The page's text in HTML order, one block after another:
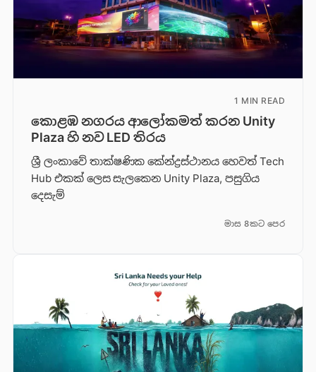
1 MIN READ
කොළඹ නගරය ආලෝකමත් කරන Unity
Plaza හි නව LED තිරය
ශ්‍රී ලංකාවේ තාක්ෂණික කේන්ද්‍රස්ථානය හෙවත් Tech
Hub එකක් ලෙස සැලකෙන Unity Plaza, පසුගිය
දෙසැම්
මාස 8කට පෙර